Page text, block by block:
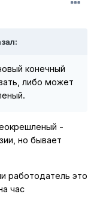
конечный
либо может
-
но бывает
работодатель это
час